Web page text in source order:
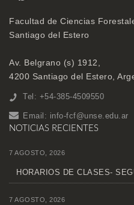
Facultad de Ciencias
Santiago del Estero
Av. Belgrano (s) 1912,
4200 Santiago del Estero,
Tel: +54-385-4509550
Email: info-fcf@unse.edu.ar
NOTICIAS RECIENTES
7 AGOSTO, 2026
HORARIOS DE CLASES-
7 AGOSTO, 2026